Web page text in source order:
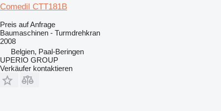
Comedil CTT181B
Preis auf Anfrage
Baumaschinen - Turmdrehkran
2008
Belgien, Paal-Beringen
UPERIO GROUP
Verkäufer kontaktieren